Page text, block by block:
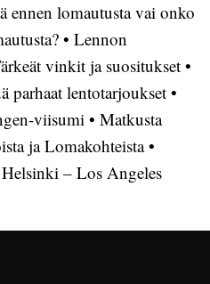
ennen lomautusta vai onko
• Lennon
vinkit ja suositukset •
parhaat lentotarjoukset •
viisumi • Matkusta
ja Lomakohteista•
– Los Angeles